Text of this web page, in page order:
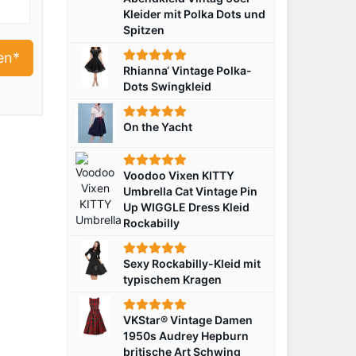
Kleider mit Polka Dots und
Spitzen
Rhianna‘ Vintage Polka-
Dots Swingkleid
On the Yacht
Voodoo Vixen KITTY
Umbrella Cat Vintage Pin
Up WIGGLE Dress Kleid
Rockabilly
Sexy Rockabilly-Kleid mit
typischem Kragen
VKStar® Vintage Damen
1950s Audrey Hepburn
britische Art Schwing